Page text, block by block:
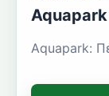
Aquapark
Aquapark: